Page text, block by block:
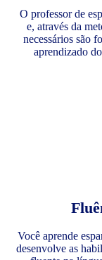
O professor de
e, através da
necessários são
aprendizado
Você aprende
desenvolve as